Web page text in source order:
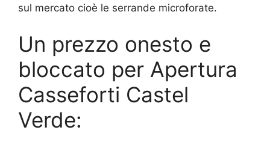
sul mercato cioè le serrande microforate.
Un prezzo onesto e
bloccato per Apertura
Casseforti Castel
Verde: